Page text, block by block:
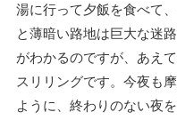
湯に行って夕飯を食べて
と薄暗い路地は巨大な迷
がわかるのですが、あえ
スリリングです。今夜も
ように、終わりのない夜